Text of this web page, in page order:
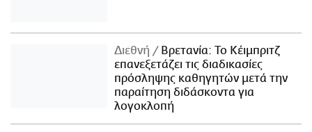
Διεθνή
Βρετανία: Το Κέιμπριτζ
επανεξετάζει τις διαδικασίες
πρόσληψης καθηγητών μετά την
παραίτηση διδάσκοντα για
λογοκλοπή